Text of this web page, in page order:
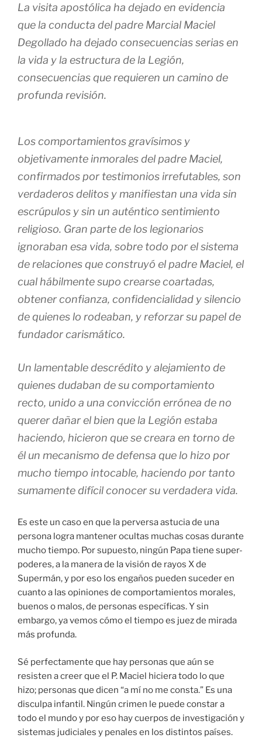
La visita apostólica ha dejado en evidencia
que la conducta del padre Marcial Maciel
Degollado ha dejado consecuencias serias en
la vida y la estructura de la Legión,
consecuencias que requieren un camino de
profunda revisión.
Los comportamientos gravísimos y
objetivamente inmorales del padre Maciel,
confirmados por testimonios irrefutables, son
verdaderos delitos y manifiestan una vida sin
escrúpulos y sin un auténtico sentimiento
religioso. Gran parte de los legionarios
ignoraban esa vida, sobre todo por el sistema
de relaciones que construyó el padre Maciel, el
cual hábilmente supo crearse coartadas,
obtener confianza, confidencialidad y silencio
de quienes lo rodeaban, y reforzar su papel de
fundador carismático.
Un lamentable descrédito y alejamiento de
quienes dudaban de su comportamiento
recto, unido a una convicción errónea de no
querer dañar el bien que la Legión estaba
haciendo, hicieron que se creara en torno de
él un mecanismo de defensa que lo hizo por
mucho tiempo intocable, haciendo por tanto
sumamente difícil conocer su verdadera vida.
Es este un caso en que la perversa astucia de una
persona logra mantener ocultas muchas cosas durante
mucho tiempo. Por supuesto, ningún Papa tiene super-
poderes, a la manera de la visión de rayos X de
Supermán, y por eso los engaños pueden suceder en
cuanto a las opiniones de comportamientos morales,
buenos o malos, de personas específicas. Y sin
embargo, ya vemos cómo el tiempo es juez de mirada
más profunda.
Sé perfectamente que hay personas que aún se
resisten a creer que el P. Maciel hiciera todo lo que
hizo; personas que dicen “a mí no me consta.” Es una
disculpa infantil. Ningún crimen le puede constar a
todo el mundo y por eso hay cuerpos de investigación y
sistemas judiciales y penales en los distintos países.